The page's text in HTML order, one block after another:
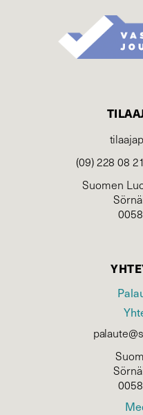
(09) 228 08
Suomen